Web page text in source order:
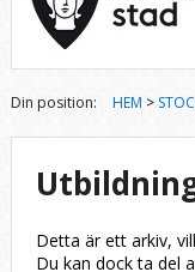
Din position: HEM >
Detta är ett arkiv,
Du kan dock ta del